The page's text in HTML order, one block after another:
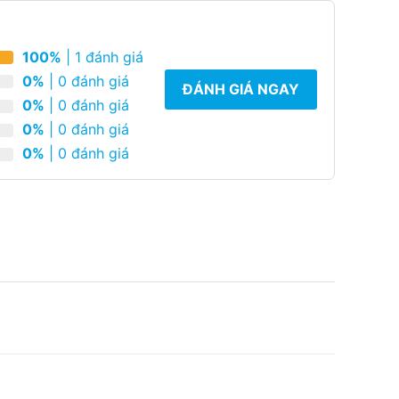
100% | 1 đánh giá
0% | 0 đánh giá
0% | 0 đánh giá
0% | 0 đánh giá
0% | 0 đánh giá
ĐÁNH GIÁ NGAY